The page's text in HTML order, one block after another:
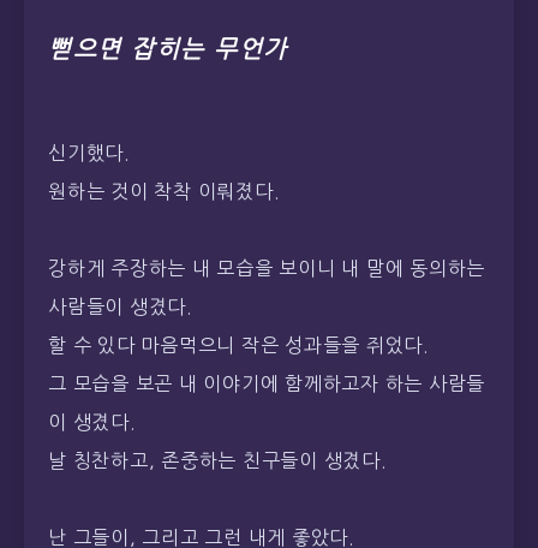
뻗으면 잡히는 무언가
신기했다.
원하는 것이 착착 이뤄졌다.
강하게 주장하는 내 모습을 보이니 내 말에 동의하는
사람들이 생겼다.
할 수 있다 마음먹으니 작은 성과들을 쥐었다.
그 모습을 보곤 내 이야기에 함께하고자 하는 사람들
이 생겼다.
날 칭찬하고, 존중하는 친구들이 생겼다.
난 그들이, 그리고 그런 내게 좋았다.